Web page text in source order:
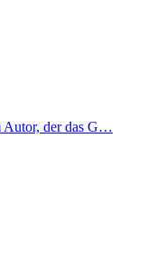
Autor, der das G…